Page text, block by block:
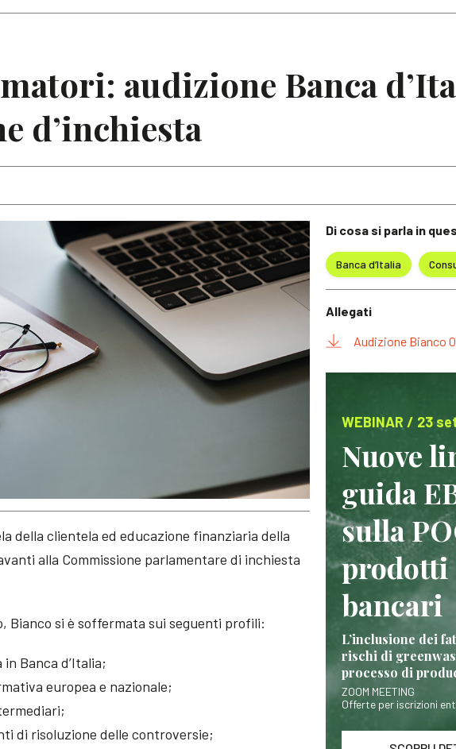
audizione Banca
d’inchiesta
della clientela ed educazione finanziaria della
alla Commissione parlamentare di inchiesta
Bianco si è soffermata sui seguenti profili:
Banca d’Italia;
europea e nazionale;
di risoluzione delle controversie;
Di cosa si parla in
Banca d’Italia
Allegati
Audizione Bianco
WEBINAR / 23
Nuove
guida
sulla
prodotti
bancari
L’inclusione dei
rischi di
processo di
ZOOM MEETING
Offerte per iscrizioni